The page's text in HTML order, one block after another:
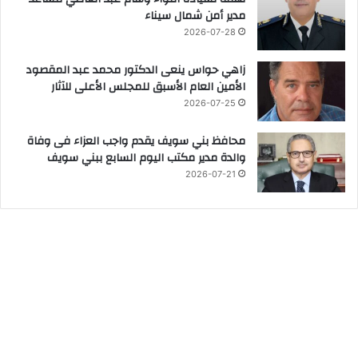
مدير أمن شمال سيناء
2026-07-28
زاهي حواس ينعى الدكتور محمد عبد المقصود
الأمين العام الأسبق للمجلس الأعلى للآثار
2026-07-25
محافظ بني سويف يقدم واجب العزاء فى وفاة
والدة مدير مكتب اليوم السابع ببني سويف
2026-07-21